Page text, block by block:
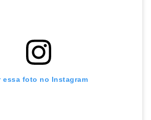
essa foto no Instagram